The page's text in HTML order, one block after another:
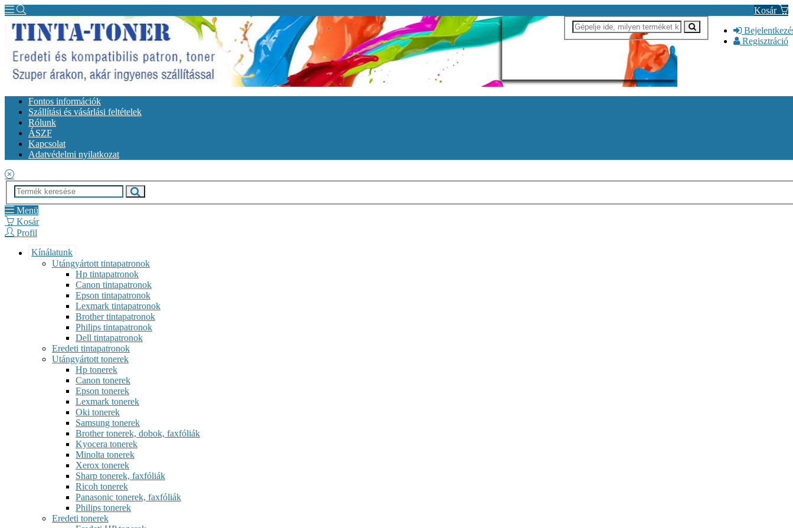
Kosár
Regisztráció
Fontos információk
Szállítási és vásárlási feltételek
Rólunk
ÁSZF
Kapcsolat
Adatvédelmi nyilatkozat
Menü
Kosár
Profil
Kínálatunk
Utángyártott tintapatronok
Hp tintapatronok
Canon tintapatronok
Epson tintapatronok
Lexmark tintapatronok
Brother tintapatronok
Philips tintapatronok
Dell tintapatronok
Eredeti tintapatronok
Utángyártott tonerek
Hp tonerek
Canon tonerek
Epson tonerek
Lexmark tonerek
Oki tonerek
Samsung tonerek
Brother tonerek, dobok, faxfóliák
Kyocera tonerek
Minolta tonerek
Xerox tonerek
Sharp tonerek, faxfóliák
Ricoh tonerek
Panasonic tonerek, faxfóliák
Philips tonerek
Eredeti tonerek